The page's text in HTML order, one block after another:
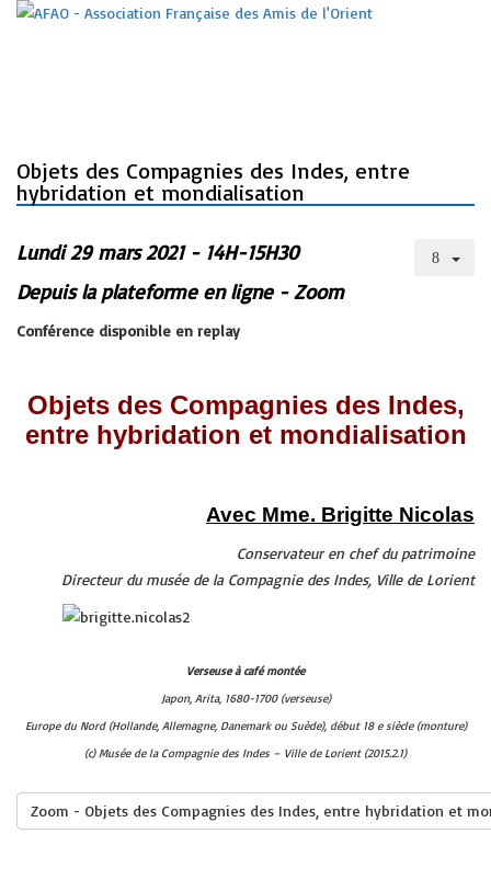
Objets des Compagnies des Indes, entre
hybridation et mondialisation
Lundi 29 mars 2021 - 14H-15H30
Depuis la plateforme en ligne - Zoom
Conférence disponible en replay
Objets des Compagnies des Indes,
entre hybridation et mondialisation
Avec Mme. Brigitte Nicolas
Conservateur en chef du patrimoine
Directeur du musée de la Compagnie des Indes, Ville de Lorient
Verseuse à café montée
Japon, Arita, 1680-1700 (verseuse)
Europe du Nord (Hollande, Allemagne, Danemark ou Suède), début 18 e siècle (monture)
(c) Musée de la Compagnie des Indes – Ville de Lorient (2015.2.1)
Zoom - Objets des Compagnies des Indes, entre hybridation et